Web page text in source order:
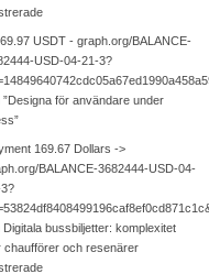
USDT - graph.org/BALANCE-
USD-04-21-3?
”Designa för användare under
169.67 Dollars ->
BALANCE-3682444-USD-04-
Digitala bussbiljetter: komplexitet
chaufförer och resenärer